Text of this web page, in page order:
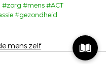
#zorg #mens#ACT
#gezondheid
mens zelf